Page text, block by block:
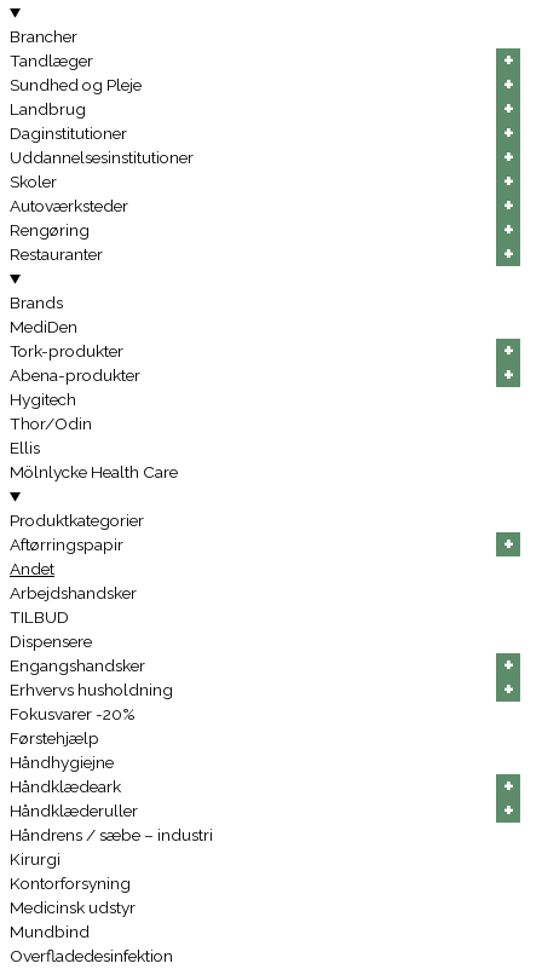
Brancher
Tandlæger
+
+
+
+
+
+
Sundhed og Pleje +
+
+
+
+
+
Landbrug +
+
+
+
+
+
Daginstitutioner +
+
+
+
+
+
Uddannelsesinstitutioner +
+
+
+
+
+
Skoler +
+
+
+
+
+
Autoværksteder +
+
+
+
+
+
Rengøring +
+
+
+
+
+
Restauranter +
+
+
+
+
+
Brands
MediDen
Tork-produkter
+
+
+
+
+
+
Abena-produkter +
+
+
+
+
+
Hygitech
Thor/Odin
Ellis
Mölnlycke Health Care
Produktkategorier
Aftørringspapir
+
+
+
+
+
+
Andet
Arbejdshandsker
TILBUD
Dispensere
Engangshandsker
+
+
+
+
+
+
Erhvervs husholdning +
+
+
+
+
+
Fokusvarer -20%
Førstehjælp
Håndhygiejne
Håndklædeark
+
+
+
+
+
+
Håndklæderuller +
+
+
+
+
+
Håndrens / sæbe – industri
Kirurgi
Kontorforsyning
Medicinsk udstyr
Mundbind
Overfladedesinfektion